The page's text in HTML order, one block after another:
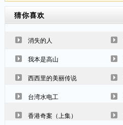
猜你喜欢
消失的人
我本是高山
西西里的美丽传说
台湾水电工
香港奇案（上集）